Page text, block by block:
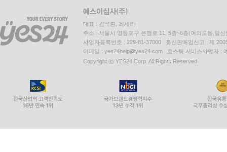
대표 : 김석환, 최세라
주소 : 서울시 영등포구 은행로 11, 5층~6층(여의도동,일신
사업자등록번호 : 229-81-37000 통신판매업신고 : 제
이메일 : yes24help@yes24.com 호스팅 서비스사업자 :
Copyright ⓒ YES24 Corp. All Rights Reserved.